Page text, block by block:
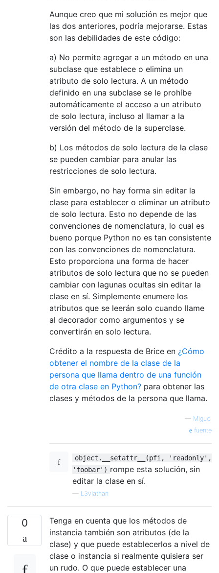
import inspect
                    stack
= inspect.stack
:
                        the_class
except(KeyError):
                        the_class
                    the_method
= stack
if the_class !=
if methoddefiner
raise
return super(cls , self
def __delattr__ (self, name
import inspect
                    stack
= inspect
try
except(KeyError ):
                        the_class
=
None
                    the_method
stack 1
if the_class != cls
if methoddefiner
raise
return super(cls, self
        clss
= cls
        cls
.__getattribute__ =
        cls
.__setattr__ =
__setattr__
        cls
__delattr__ = __delattr__
#This line will be moved when
        cls
= final(cls)
return cls
return classrebuilder
def setreadonlyattributes(cls , *
return readonlyattributes(*
if __name__ == '__main__'
#test readonlyattributes only as an
'readonlyfield'
#Prevent initalization of the
#External PrivateFieldClass
            self
readonlyfield = a
publicfield
    attr
= None
():
attr
        pfi
= ReadonlyFieldClass(
###---test publicfield, ensure its
try:
#get publicfield
Aunque creo que mi solución es mejor que
las dos anteriores, podría mejorarse. Estas
son las debilidades de este código:
a) No permite agregar a un método en una
subclase que establece o elimina un
atributo de solo lectura. A un método
definido en una subclase se le prohíbe
automáticamente el acceso a un atributo
de solo lectura, incluso al llamar a la
versión del método de la superclase.
b) Los métodos de solo lectura de la clase
se pueden cambiar para anular las
restricciones de solo lectura.
Sin embargo, no hay forma sin editar la
clase para establecer o eliminar un atributo
de solo lectura. Esto no depende de las
convenciones de nomenclatura, lo cual es
bueno porque Python no es tan consistente
con las convenciones de nomenclatura.
Esto proporciona una forma de hacer
atributos de solo lectura que no se pueden
cambiar con lagunas ocultas sin editar la
clase en sí. Simplemente enumere los
atributos que se leerán solo cuando llame
al decorador como argumentos y se
convertirán en solo lectura.
Crédito a la respuesta de Brice en ¿Cómo
obtener el nombre de la clase de la
persona que llama dentro de una función
de otra clase en Python? para obtener las
clases y métodos de la persona que llama.
— Miguel
fuente
object.__setattr__(pfi, 'readonly',
'foobar') rompe esta solución, sin
editar la clase en sí.
— L3viathan
0
Tenga en cuenta que los métodos de
instancia también son atributos (de la
clase) y que puede establecerlos a nivel de
clase o instancia si realmente quisiera ser
un rudo. O que puede establecer una